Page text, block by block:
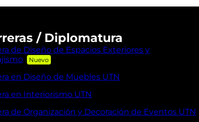
/ Diplomatura
de Diseño de Espacios Exteriores y
en Diseño de Muebles UTN
en Interiorismo UTN
de Organización y Decoración de Eventos UTN